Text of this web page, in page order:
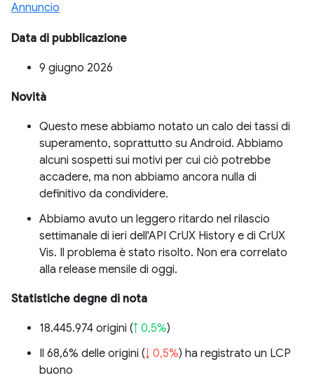
Annuncio
Data di pubblicazione
9 giugno 2026
Novità
Questo mese abbiamo notato un calo dei tassi di
superamento, soprattutto su Android. Abbiamo
alcuni sospetti sui motivi per cui ciò potrebbe
accadere, ma non abbiamo ancora nulla di
definitivo da condividere.
Abbiamo avuto un leggero ritardo nel rilascio
settimanale di ieri dell'API CrUX History e di CrUX
Vis. Il problema è stato risolto. Non era correlato
alla release mensile di oggi.
Statistiche degne di nota
18.445.974 origini (↑ 0,5%)
Il 68,6% delle origini (↓ 0,5%) ha registrato un LCP
buono